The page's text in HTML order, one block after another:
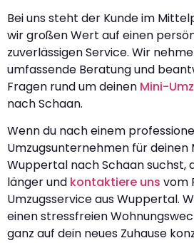
Bei uns steht der Kunde im
wir großen Wert auf einen
zuverlässigen Service. Wir
umfassende Beratung und
Fragen rund um deinen Mini-
nach Schaan.
Wenn du nach einem
Umzugsunternehmen für deinen
Wuppertal nach Schaan suchst,
länger und kontaktiere uns vom
Umzugsservice aus Wuppertal.
einen stressfreien
ganz auf dein neues Zuhause